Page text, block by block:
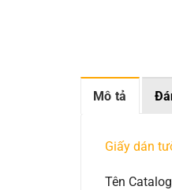
Mô tả
Giấy dán
Tên